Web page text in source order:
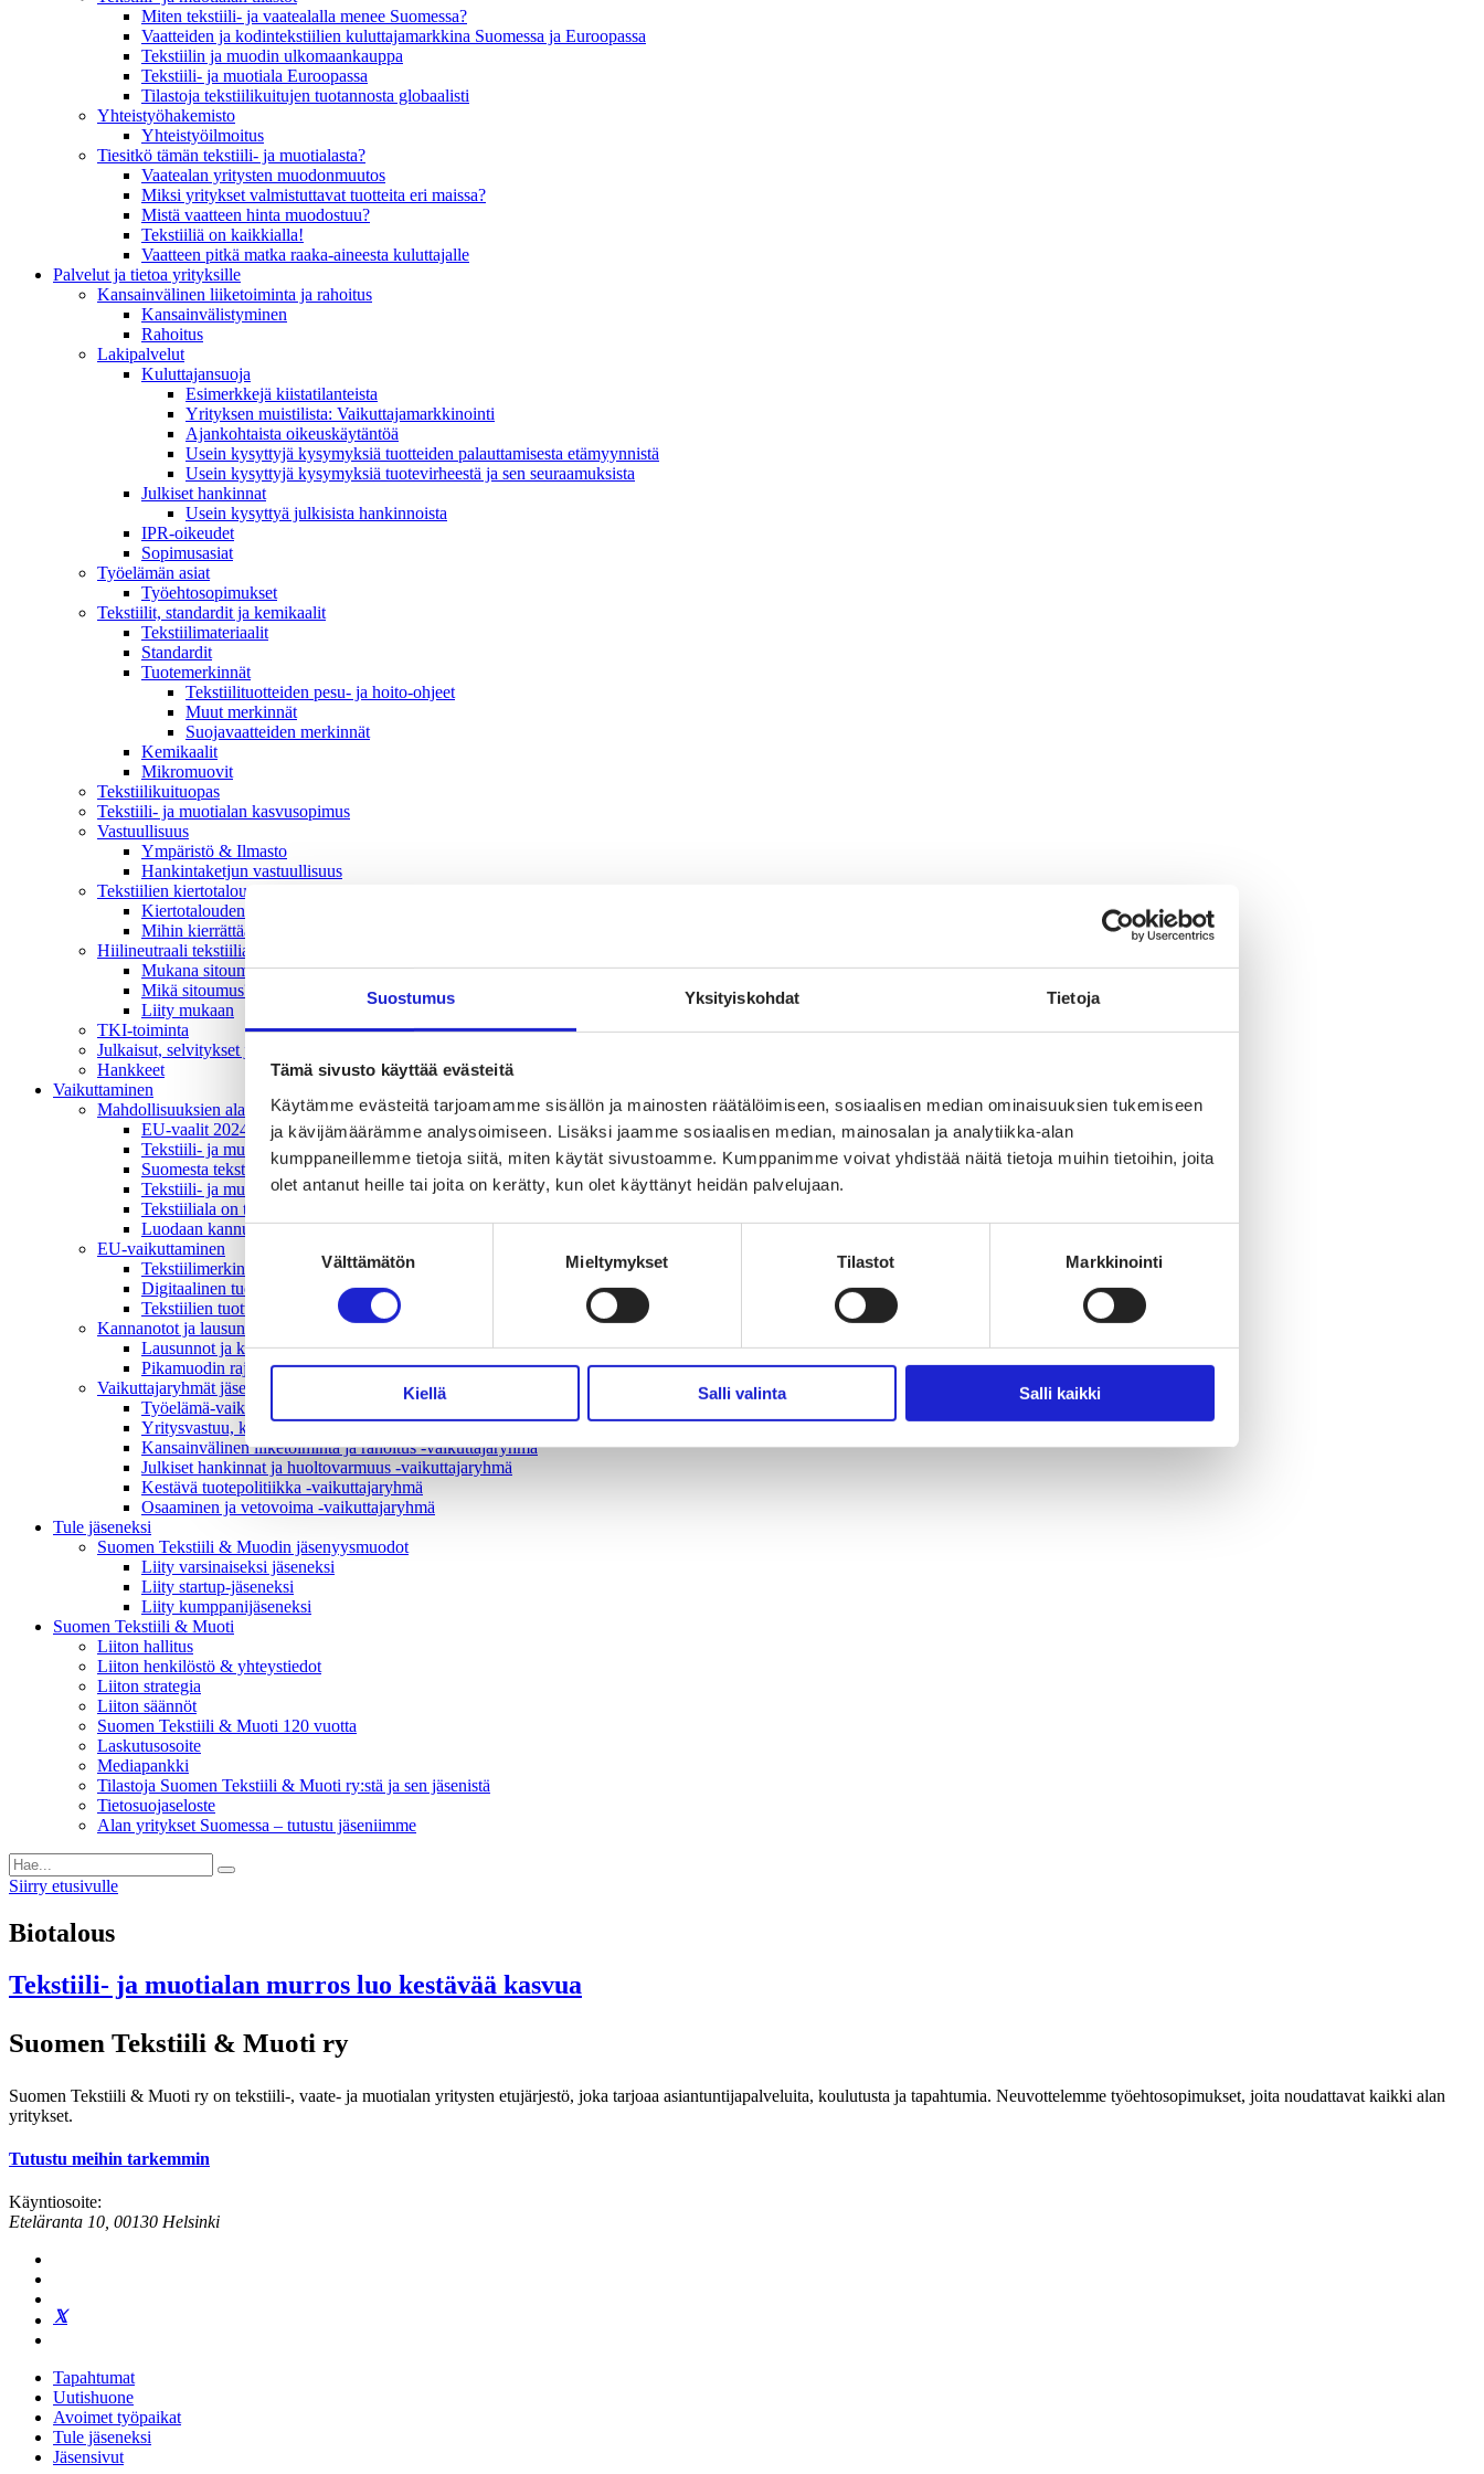
Suostumus Yksityiskohdat Tietoja
Tämä sivusto käyttää evästeitä
Käytämme evästeitä tarjoamamme sisällön ja mainosten räätälöimiseen, sosiaalisen median ominaisuuksien tukemiseen
ja kävijämäärämme analysoimiseen. Lisäksi jaamme sosiaalisen median, mainosalan ja analytiikka-alan
kumppaneillemme tietoja siitä, miten käytät sivustoamme. Kumppanimme voivat yhdistää näitä tietoja muihin tietoihin, joita
olet antanut heille tai joita on kerätty, kun olet käyttänyt heidän palvelujaan.
Suostumuksen
Välttämätön Mieltymykset Tilastot Markkinointi
Kiellä Salli valinta Salli kaikki
Miten tekstiili- ja vaatealalla menee Suomessa?
Vaatteiden ja kodintekstiilien kuluttajamarkkina Suomessa ja Euroopassa
Tekstiilin ja muodin ulkomaankauppa
Tekstiili- ja muotiala Euroopassa
Tilastoja tekstiilikuitujen tuotannosta globaalisti
Yhteistyö­hakemisto
Yhteistyöilmoitus
Tiesitkö tämän tekstiili- ja muotialasta?
Vaatealan yritysten muodonmuutos
Miksi yritykset valmistuttavat tuotteita eri maissa?
Mistä vaatteen hinta muodostuu?
Tekstiiliä on kaikkialla!
Vaatteen pitkä matka raaka-aineesta kuluttajalle
Palvelut ja tietoa yrityksille
Kansainvälinen liiketoiminta ja rahoitus
Kansain­välistyminen
Rahoitus
Lakipalvelut
Kuluttajansuoja
Esimerkkejä kiistatilanteista
Yrityksen muistilista: Vaikuttaja­markkinointi
Ajankohtaista oikeuskäytäntöä
Usein kysyttyjä kysymyksiä tuotteiden palauttamisesta etämyynnistä
Usein kysyttyjä kysymyksiä tuotevirheestä ja sen seuraamuksista
Julkiset hankinnat
Usein kysyttyä julkisista hankinnoista
IPR-oikeudet
Sopimusasiat
Työelämän asiat
Työehto­sopimukset
Tekstiilit, standardit ja kemikaalit
Tekstiilimateriaalit
Standardit
Tuotemerkinnät
Tekstiilituotteiden pesu- ja hoito-ohjeet
Muut merkinnät
Suojavaatteiden merkinnät
Kemikaalit
Mikromuovit
Tekstiilikuitu­opas
Tekstiili- ja muotialan kasvusopimus
Vastuullisuus
Ympäristö & Ilmasto
Hankintaketjun vastuullisuus
Tekstiilien kiertotalous
Kiertotalouden termit tutuiksi
Mihin kierrättää vanhat vaatteet ja kodintekstiilit?
Hiilineutraali tekstiiliala 2035 -sitoumus
Mukana sitoumuksessa
Mikä sitoumus?
Liity mukaan
TKI-toiminta
Julkaisut, selvitykset ja raportit
Hankkeet
Vaikuttaminen
Mahdollisuuksien ala – lue vaikuttamis­viestimme
EU-vaalit 2024: Reilut pelisäännöt turvaavat elinvoimaisen tekstiili- ja muotialan Suomessa ja Euroopassa
Tekstiili- ja muotialasta viennin uusi kärki
Suomesta tekstiilialan kiertotalouden & vastuullisuuden suunnannäyttäjä
Tekstiili- ja muotiala tarvitsee monipuolista osaamista
Tekstiiliala on tärkeä osa Suomen huoltovarmuutta
Luodaan kannusteet kuluttajan vihreään siirtymään
EU-vaikuttaminen
Tekstiilimerkintäuudistus (TLR)
Digitaalinen tuotepassi
Tekstiilien tuottajavastuu (EPR)
Kannanotot ja lausunnot
Lausunnot ja kantapaperit
Pikamuodin rajoittaminen
Vaikuttajaryhmät jäsenyrityksille
Työelämä-vaikuttajaryhmä
Yritysvastuu, kiertotalous ja toimivat markkinat -vaikuttajaryhmä
Kansainvälinen liiketoiminta ja rahoitus -vaikuttajaryhmä
Julkiset hankinnat ja huoltovarmuus -vaikuttajaryhmä
Kestävä tuotepolitiikka​ -vaikuttajaryhmä
Osaaminen ja vetovoima -vaikuttajaryhmä
Tule jäseneksi
Suomen Tekstiili & Muodin jäsenyysmuodot
Liity varsinaiseksi jäseneksi
Liity startup-jäseneksi
Liity kumppani­jäseneksi
Suomen Tekstiili & Muoti
Liiton hallitus
Liiton henkilöstö & yhteystiedot
Liiton strategia
Liiton säännöt
Suomen Tekstiili & Muoti 120 vuotta
Laskutusosoite
Mediapankki
Tilastoja Suomen Tekstiili & Muoti ry:stä ja sen jäsenistä
Tietosuojaseloste
Alan yritykset Suomessa – tutustu jäseniimme
Siirry etusivulle
Biotalous
Tekstiili- ja muotialan murros luo kestävää kasvua
Suomen Tekstiili & Muoti ry
Suomen Tekstiili & Muoti ry on tekstiili-, vaate- ja muotialan yritysten etujärjestö, joka tarjoaa asiantuntijapalveluita, koulutusta ja tapahtumia. Neuvottelemme työehtosopimukset, joita noudattavat kaikki alan
yritykset.
Tutustu meihin tarkemmin
Käyntiosoite:
Eteläranta 10, 00130 Helsinki
Tapahtumat
Uutishuone
Avoimet työpaikat
Tule jäseneksi
Jäsensivut